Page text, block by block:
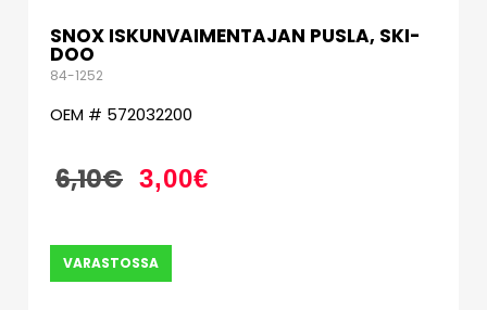
SNOX ISKUNVAIMENTAJAN PUSLA, SKI-
DOO
84-1252
OEM # 572032200
6,10€ 3,00€
VARASTOSSA